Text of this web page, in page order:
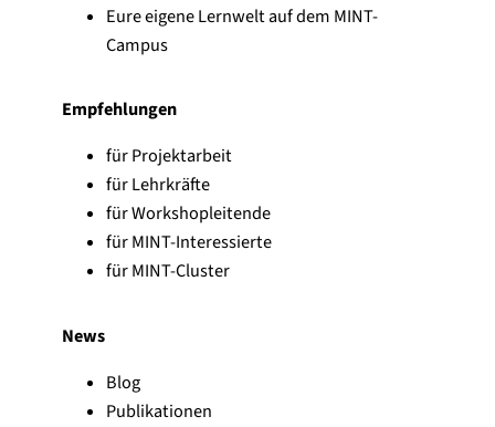
Eure eigene Lernwelt auf dem MINT-
Campus
Empfehlungen
für Projektarbeit
für Lehrkräfte
für Workshopleitende
für MINT-Interessierte
für MINT-Cluster
News
Blog
Publikationen